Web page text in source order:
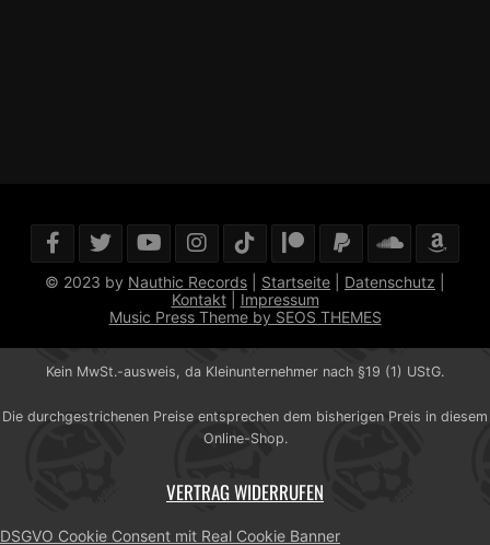
© 2023 by Nauthic Records Startseite Datenschutz
Kontakt| Impressum
Music Press Theme by SEOS THEMES
Kein MwSt.-ausweis, da Kleinunternehmer nach §19 (1) UStG.
Die durchgestrichenen Preise entsprechen dem bisherigen Preis in diesem
Online-Shop.
VERTRAG WIDERRUFEN
DSGVO Cookie Consent mit Real Cookie Banner